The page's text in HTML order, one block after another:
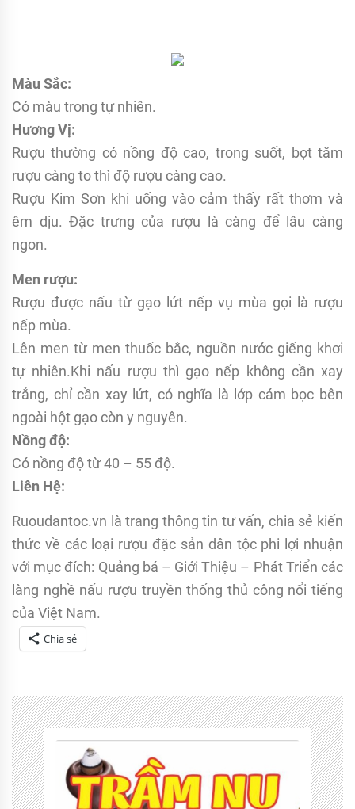
Màu Sắc:
Có màu trong tự nhiên.
Hương Vị:
Rượu thường có nồng độ cao, trong suốt, bọt tăm
rượu càng to thì độ rượu càng cao.
Rượu Kim Sơn khi uống vào cảm thấy rất thơm và
êm dịu. Đặc trưng của rượu là càng để lâu càng
ngon.
Men rượu:
Rượu được nấu từ gạo lứt nếp vụ mùa gọi là rượu
nếp mùa.
Lên men từ men thuốc bắc, nguồn nước giếng khơi
tự nhiên.Khi nấu rượu thì gạo nếp không cần xay
trắng, chỉ cần xay lứt, có nghĩa là lớp cám bọc bên
ngoài hột gạo còn y nguyên.
Nồng độ:
Có nồng độ từ 40 – 55 độ.
Liên Hệ:
Ruoudantoc.vn là trang thông tin tư vấn, chia sẻ kiến
thức về các loại rượu đặc sản dân tộc phi lợi nhuận
với mục đích: Quảng bá – Giới Thiệu – Phát Triển các
làng nghề nấu rượu truyền thống thủ công nổi tiếng
của Việt Nam.
Chia sẻ
Dân
tộc
anh
em